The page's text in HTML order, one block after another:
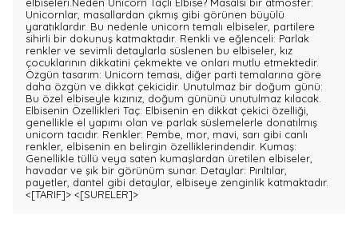
Unicornlar, masallardan çıkmış gibi görünen büyülü
yaratıklardır. Bu nedenle unicorn temalı elbiseler, partilere
sihirli bir dokunuş katmaktadır. Renkli ve eğlenceli: Parlak
renkler ve sevimli detaylarla süslenen bu elbiseler, kız
çocuklarının dikkatini çekmekte ve onları mutlu etmektedir.
Özgün tasarım: Unicorn teması, diğer parti temalarına göre
daha özgün ve dikkat çekicidir. Unutulmaz bir doğum günü:
Bu özel elbiseyle kızınız, doğum gününü unutulmaz kılacak.
Elbisenin Özellikleri Taç: Elbisenin en dikkat çekici özelliği,
genellikle el yapımı olan ve parlak süslemelerle donatılmış
unicorn tacıdır. Renkler: Pembe, mor, mavi, sarı gibi canlı
renkler, elbisenin en belirgin özelliklerindendir. Kumaş:
Genellikle tüllü veya saten kumaşlardan üretilen elbiseler,
havadar ve şık bir görünüm sunar. Detaylar: Pırıltılar,
payetler, dantel gibi detaylar, elbiseye zenginlik katmaktadır.
<[TARIF]> <[SURELER]>